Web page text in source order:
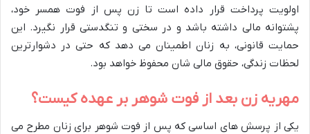
اولویت پرداخت قرار داده است تا زن پس از فوت همسر خود،
پشتوانه مالی داشته باشد و در سختی و تنگدستی قرار نگیرد. این
حمایت قانونی، به زنان اطمینان می دهد که حتی در دشوارترین
لحظات زندگی، حقوق مالی شان محفوظ خواهد بود.
مهریه زن بعد از فوت شوهر بر عهده کیست؟
یکی از پرسش های اساسی که پس از فوت شوهر برای زنان مطرح می